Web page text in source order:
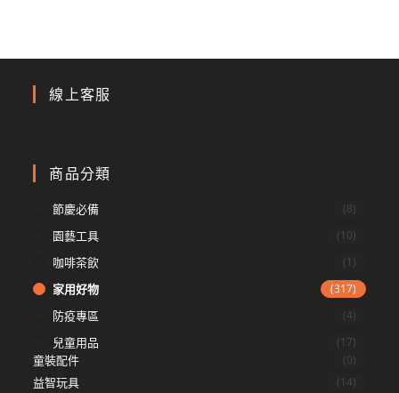
線上客服
商品分類
節慶必備 (8)
園藝工具 (10)
咖啡茶飲 (1)
家用好物 (317)
防疫專區 (4)
兒童用品 (17)
童裝配件 (0)
益智玩具 (14)